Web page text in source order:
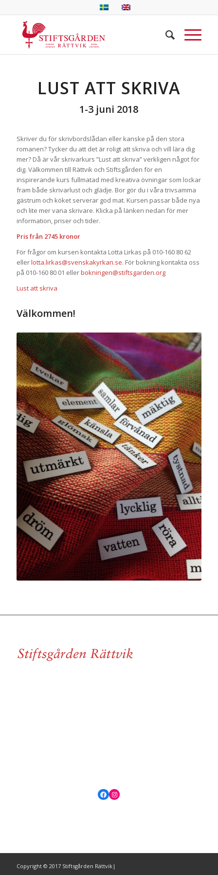
LUST ATT SKRIVA
1-3 juni 2018
Skriver du för skrivbordslådan eller kanske på den stora
romanen? Tycker du att det är roligt att skriva och vill lära dig
mer? Då är vår skrivarkurs ”Lust att skriva” verkligen något för
dig. Välkommen till Rättvik och Stiftsgården för en
inspirerande kurs fullmatad med kreativa övningar som lockar
fram både skrivarlust och glädje. Bor gör du i våra trivsamma
gästrum och köket serverar god mat. Kursen passar både nya
och lite mer vana skrivare. Klicka på länken nedan för mer
information, priser och tider.
Pris från 2745 kronor
För frågor om kursen kontakta Lotta Lirkas på 010-160 80 62
ellerlotta.lirkas@svenskakyrkan.se. För bokning kontakta oss
på 010-160 80 01 ellerbokningen@stiftsgarden.org
Lust att skriva
Välkommen!
Facebook
Instagram
Copyright © 2017 Stiftsgården Rättvik|